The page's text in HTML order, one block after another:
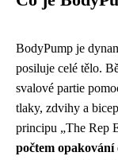
BodyPump je
posiluje celé tělo.
svalové partie
tlaky, zdvihy a
principu „The Rep
počtem opakování